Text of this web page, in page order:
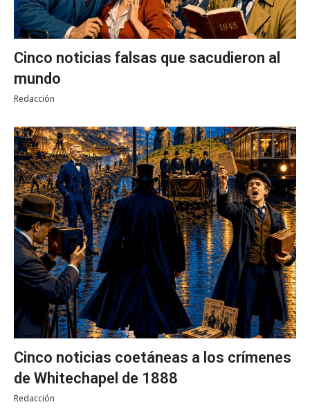
Cinco noticias falsas que sacudieron al
mundo
Redacción
Cinco noticias coetáneas a los crímenes
de Whitechapel de 1888
Redacción